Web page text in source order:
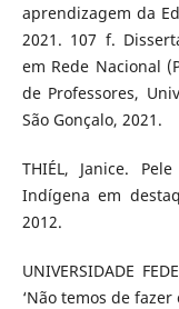
aprendizagem da
2021. 107 f.
em Rede Nacional
de Professores,
São Gonçalo, 2021.
THIÉL, Janice.
Indígena em
2012.
UNIVERSIDADE
‘Não temos de